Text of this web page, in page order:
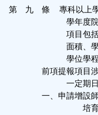
第 九 條 專科以上學
學年度院、所、
項目包括評鑑成
面積、學生人數
學位學程規劃情
前項提報項目涉及
一定期日內，檢
一、申請增設師資
培育機制之相關